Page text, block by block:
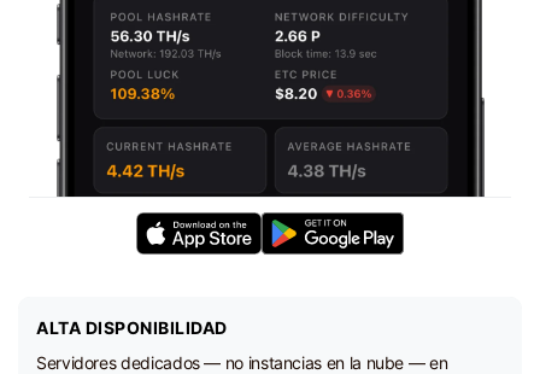
ALTA DISPONIBILIDAD
Servidores dedicados — no instancias en la nube — en